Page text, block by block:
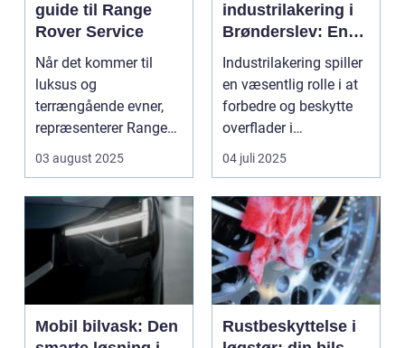
guide til Range
Rover Service
Når det kommer til
luksus og
terrængående evner,
repræsenterer Range
Rover n...
03 august 2025
industrilakering i
Brønderslev: En
dybdegående
Industrilakering spiller
en væsentlig rolle i at
forbedre og beskytte
overflader i
forskellige...
04 juli 2025
Mobil bilvask: Den
Rustbeskyttelse i